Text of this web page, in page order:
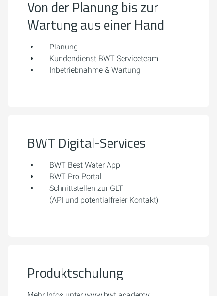
Von der Planung bis zur
Wartung aus einer Hand
Planung
Kundendienst BWT Serviceteam
Inbetriebnahme & Wartung
BWT Digital-Services
BWT Best Water App
BWT Pro Portal
Schnittstellen zur GLT
(API und potentialfreier Kontakt)
Produktschulung